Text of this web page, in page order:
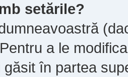
setările?
a le
găsit în partea